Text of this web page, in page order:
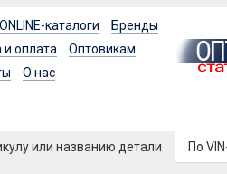
ONLINE-каталоги
Бренды
и оплата
Оптовикам
О нас
или названию детали По